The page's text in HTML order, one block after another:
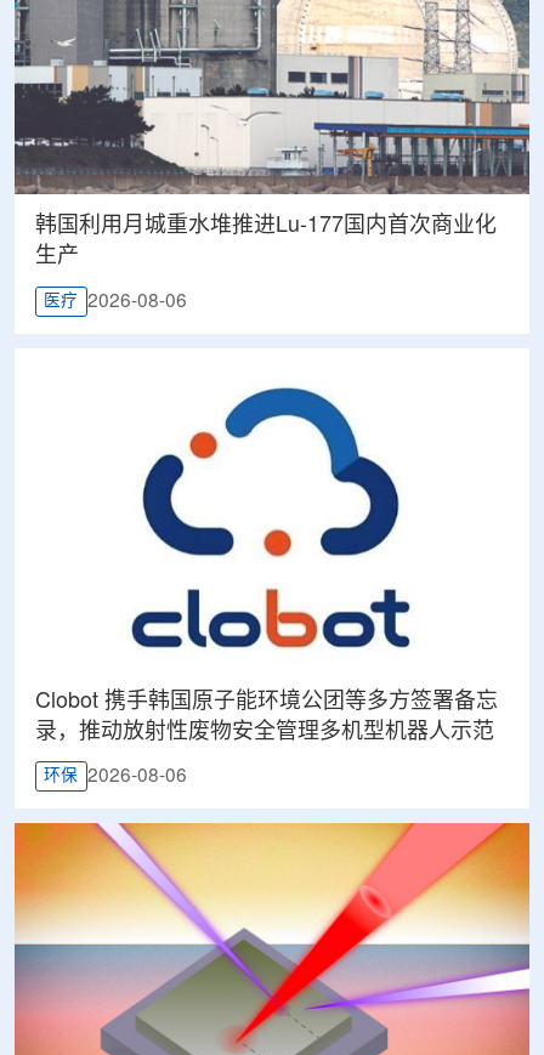
韩国利用月城重水堆推进Lu-177国内首次商业化
生产
医疗 2026-08-06
Clobot 携手韩国原子能环境公团等多方签署备忘
录，推动放射性废物安全管理多机型机器人示范
环保 2026-08-06